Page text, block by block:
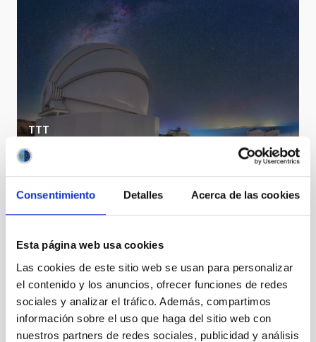
Consentimiento Detalles Acerca de las cookies
Esta página web usa cookies
Las cookies de este sitio web se usan para personalizar
el contenido y los anuncios, ofrecer funciones de redes
sociales y analizar el tráfico. Además, compartimos
información sobre el uso que haga del sitio web con
nuestros partners de redes sociales, publicidad y análisis
TTT
Two-meter Twin Telescope
Telescopio